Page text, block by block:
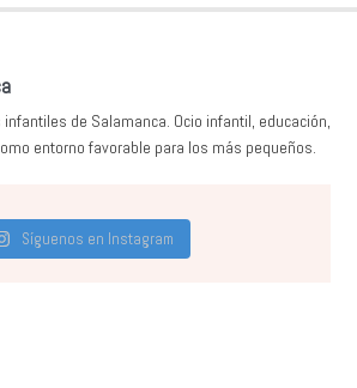
de Salamanca. Ocio infantil, educación,
entorno favorable para los más pequeños.
Síguenos en Instagram